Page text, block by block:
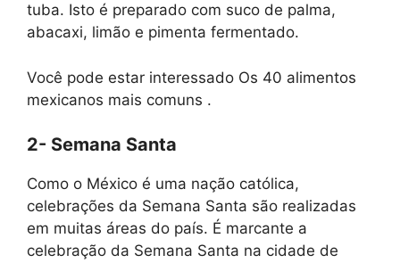
tuba. Isto é preparado com suco de palma,
abacaxi, limão e pimenta fermentado.
Você pode estar interessado Os 40 alimentos
mexicanos mais comuns .
2- Semana Santa
Como o México é uma nação católica,
celebrações da Semana Santa são realizadas
em muitas áreas do país. É marcante a
celebração da Semana Santa na cidade de